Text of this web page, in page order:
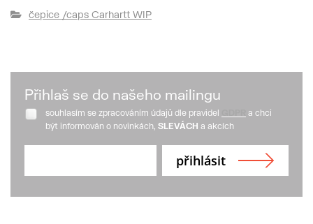
čepice /caps Carhartt WIP
Přihlaš se do našeho mailingu
souhlasím se zpracováním údajů dle pravidel
a chci
být informován o novinkách, SLEVÁCH a akcích